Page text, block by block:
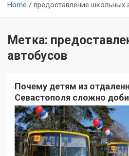
Home предоставление школьных
Метка:
автобусов
Почему детям из
Севастополя сложно